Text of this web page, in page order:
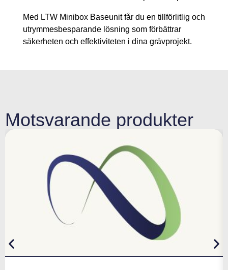
Med LTW Minibox Baseunit får du en tillförlitlig och
utrymmesbesparande lösning som förbättrar
säkerheten och effektiviteten i dina grävprojekt.
Motsvarande produkter